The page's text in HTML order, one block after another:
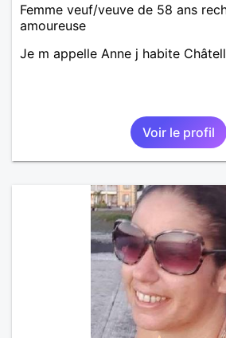
Femme veuf/veuve de 58 ans
amoureuse
Je m appelle Anne j habite
Voir le profil